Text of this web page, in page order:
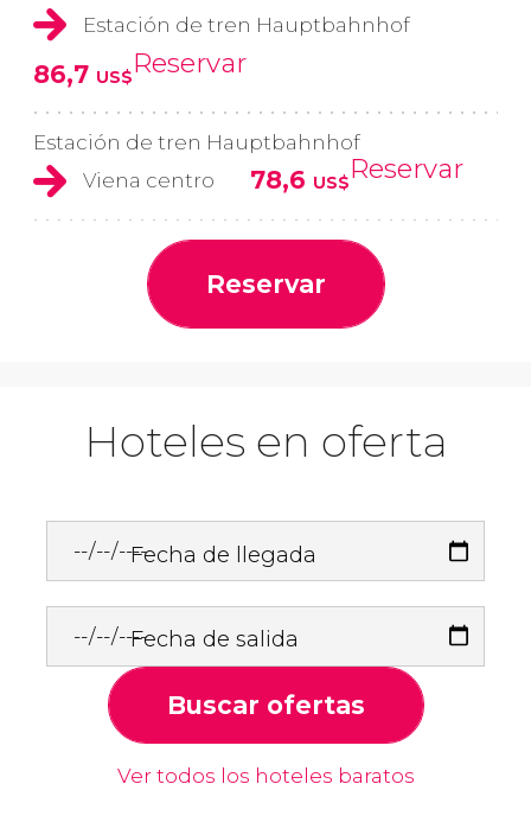
Estación de tren Hauptbahnhof
86,7 US$Reservar
Estación de tren Hauptbahnhof
Viena centro
78,6 US$Reservar
Reservar
Hoteles en oferta
Fecha de llegada
Fecha de salida
Buscar ofertas
Ver todos los hoteles baratos